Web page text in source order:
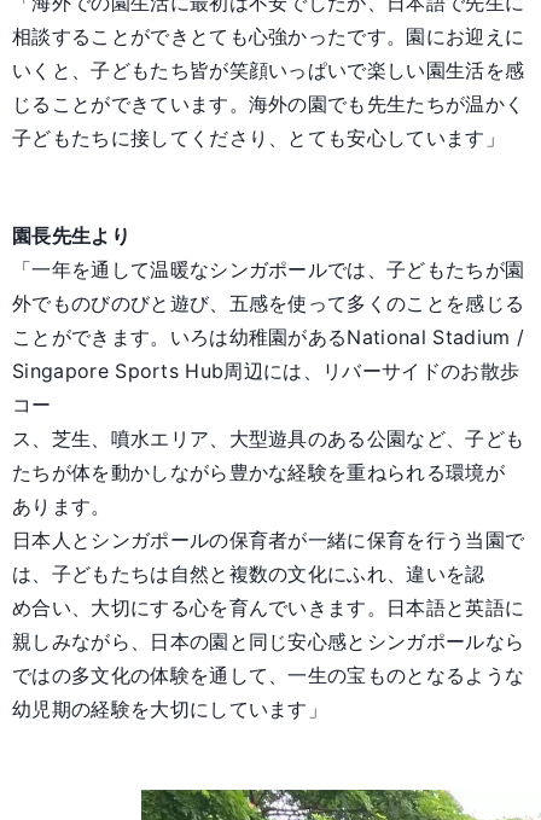
相談することができとても心強かったです。園にお迎えに
いくと、子どもたち皆が笑顔いっぱいで楽しい園生活を感
じることができています。海外の園でも先生たちが温かく
子どもたちに接してくださり、とても安心しています」
園長先生より
「一年を通して温暖なシンガポールでは、子どもたちが園
外でものびのびと遊び、五感を使って多くのことを感じる
ことができます。いろは幼稚園があるNational Stadium /
Singapore Sports Hub周辺には、リバーサイドのお散歩
コー
ス、芝生、噴水エリア、大型遊具のある公園など、子ども
たちが体を動かしながら豊かな経験を重ねられる環境が
あります。
日本人とシンガポールの保育者が一緒に保育を行う当園で
は、子どもたちは自然と複数の文化にふれ、違いを認
め合い、大切にする心を育んでいきます。日本語と英語に
親しみながら、日本の園と同じ安心感とシンガポールなら
ではの多文化の体験を通して、一生の宝ものとなるような
幼児期の経験を大切にしています」